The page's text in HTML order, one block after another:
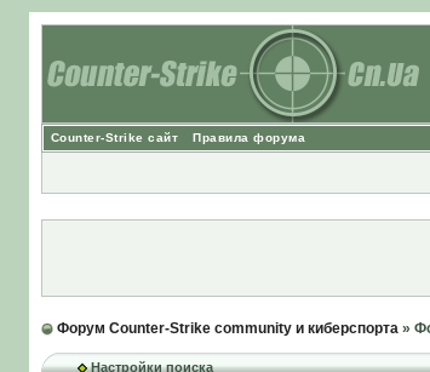
Counter-Strike сайт Правила форума
Форум Counter-Strike community и киберспорта»
Настройки поиска